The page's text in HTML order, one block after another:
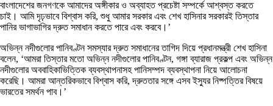
বাংলাদেশের জনগণকে আমাদের অঙ্গীকার ও অব্যাহত প্রচেষ্টা সম্পর্কে আশ্বস্ত করতে
চাই। আমি দৃঢ়ভাবে বিশ্বাস করি, শুধু আমার সরকার এবং শেখ হাসিনার সরকারই তিস্তার
পানির ভাগাভাগির দ্রুত সমাধান করতে পারে এবং করবে।’
অভিন্ন নদীগুলোর পানিবণ্টন সমস্যার দ্রুত সমাধানের তাগিদ দিয়ে প্রধানমন্ত্রী শেখ হাসিনা
বলেন, ‘আমরা তিস্তার মতো অভিন্ন নদীগুলোর পানিবণ্টন, গঙ্গা ব্যারাজ প্রকল্প এবং অভিন্ন
নদীগুলোর অববাহিকাভিত্তিক ব্যবস্থাপনাসহ পানিসম্পদ ব্যবস্থাপনা নিয়ে আলোচনা
করেছি। আমরা আন্তরিকভাবে বিশ্বাস করি, দ্রুততার সঙ্গে এসব ইস্যুর নিষ্পত্তির বিষয়ে
ভারতের সমর্থন পাব।’